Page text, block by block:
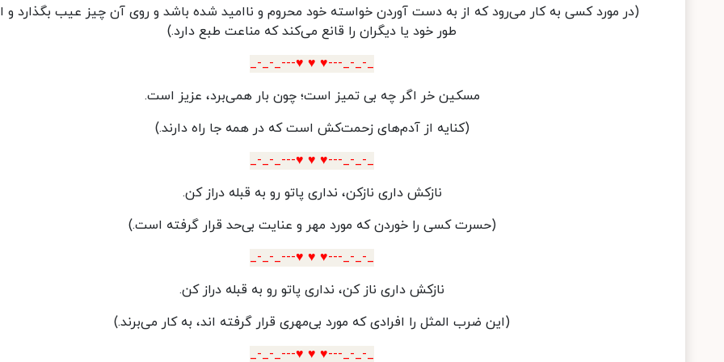
(در مورد کسی به کار می‌رود که از به دست آوردن خواسته خود محروم و ناامید شده باشد و روی آن چیز عیب بگذارد و
طور خود یا دیگران را قانع می‌کند که مناعت طبع دارد.)
_-_-_---♥️ ♥️ ♥️---_-_-_
مسکین خر اگر چه بی تمیز است؛ چون بار همی‌برد، عزیز است.
(کنایه از آدم‌های زحمت‌کش است که در همه جا راه دارند.)
_-_-_---♥️ ♥️ ♥️---_-_-_
نازکش داری نازکن، نداری پاتو رو به قبله دراز کن.
(حسرت کسی را خوردن که مورد مهر و عنایت بی‌حد قرار گرفته است.)
_-_-_---♥️ ♥️ ♥️---_-_-_
نازکش داری ناز کن، نداری پاتو رو به قبله دراز کن.
(این ضرب المثل را افرادی که مورد بی‌مهری قرار گرفته اند، به کار می‌برند.)
_-_-_---♥️ ♥️ ♥️---_-_-_